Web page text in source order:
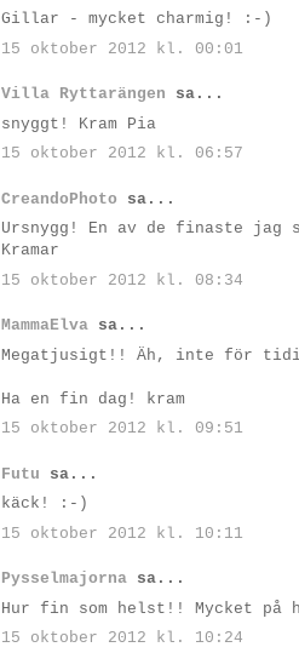
Gillar - mycket charmig! :-)
15 oktober 2012 kl. 00:01
Villa Ryttarängen sa...
snyggt! Kram Pia
15 oktober 2012 kl. 06:57
CreandoPhoto sa...
Ursnygg! En av de finaste jag
Kramar
15 oktober 2012 kl. 08:34
MammaElva sa...
Megatjusigt!! Äh, inte för
Ha en fin dag! kram
15 oktober 2012 kl. 09:51
Futu sa...
käck! :-)
15 oktober 2012 kl. 10:11
Pysselmajorna sa...
Hur fin som helst!! Mycket
15 oktober 2012 kl. 10:24